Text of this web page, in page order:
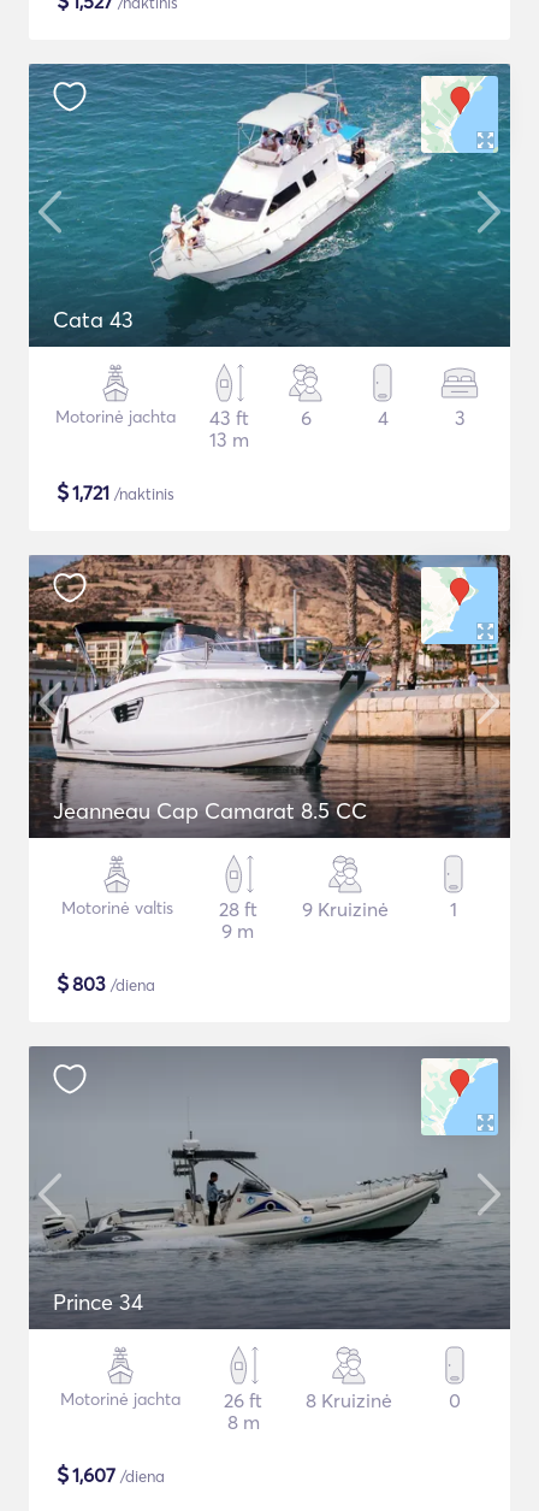
Cata 43
Motorinė jachta
43 ft
13 m
6 4 3
$1,721 /naktinis
Jeanneau Cap Camarat 8.5 CC
Motorinė valtis
28 ft
9 m
9 Kruizinė 1
$803 /diena
Prince 34
Motorinė jachta
26 ft
8 m
8 Kruizinė 0
$1,607 /diena